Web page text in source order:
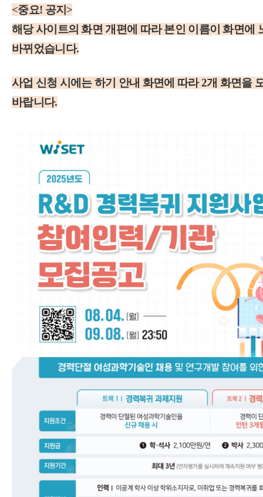
<중요! 공지>
해당 사이트의 화면 개편에 따라 본인 이름이 화면에
바뀌었습니다.
사업 신청 시에는 하기 안내 화면에 따라 2개 화면을
바랍니다.